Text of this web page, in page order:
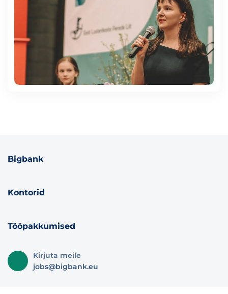
Bigbank
Kontorid
Tööpakkumised
Kirjuta meile
jobs@bigbank.eu